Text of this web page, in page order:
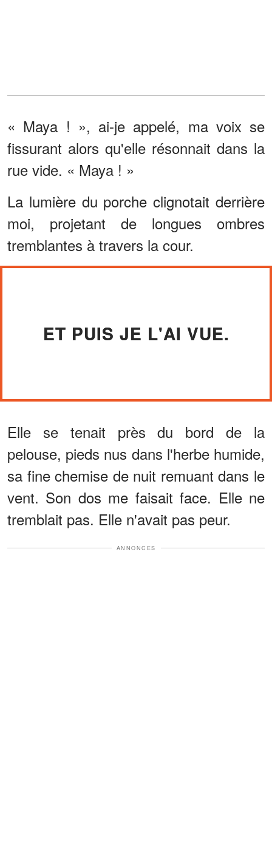
« Maya ! », ai-je appelé, ma voix se
fissurant alors qu'elle résonnait dans la
rue vide. « Maya ! »
La lumière du porche clignotait derrière
moi, projetant de longues ombres
tremblantes à travers la cour.
ET PUIS JE L'AI VUE.
Elle se tenait près du bord de la
pelouse, pieds nus dans l'herbe humide,
sa fine chemise de nuit remuant dans le
vent. Son dos me faisait face. Elle ne
tremblait pas. Elle n'avait pas peur.
ANNONCES